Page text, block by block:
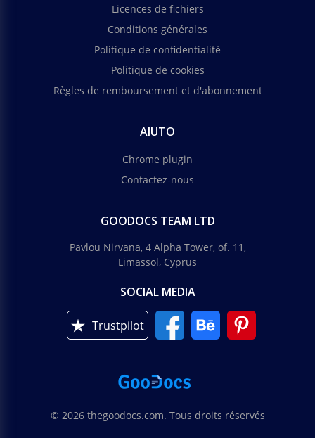
Licences de fichiers
Conditions générales
Politique de confidentialité
Politique de cookies
Règles de remboursement et d'abonnement
AIUTO
Chrome plugin
Contactez-nous
GOODOCS TEAM LTD
Pavlou Nirvana, 4 Alpha Tower, of. 11,
Limassol, Cyprus
SOCIAL MEDIA
Trustpilot
© 2026 thegoodocs.com. Tous droits réservés